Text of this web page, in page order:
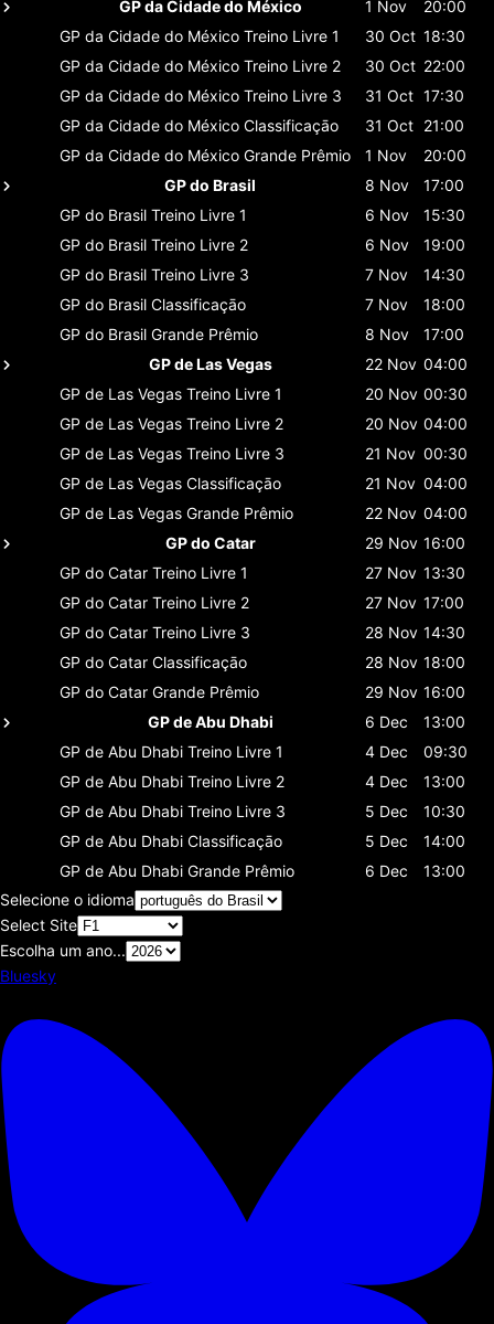
GP da Cidade do México 1 Nov
20:00
GP da Cidade do México Treino Livre 1 30 Oct 18:30
GP da Cidade do México Treino Livre 2 30 Oct 22:00
GP da Cidade do México Treino Livre 3 31 Oct 17:30
GP da Cidade do México Classificaçāo 31 Oct 21:00
GP da Cidade do México Grande Prêmio 1 Nov
20:00
GP do Brasil
8 Nov
17:00
GP do Brasil Treino Livre 1 6 Nov
15:30
GP do Brasil Treino Livre 2 6 Nov
19:00
GP do Brasil Treino Livre 3 7 Nov
14:30
GP do Brasil Classificaçāo 7 Nov
18:00
GP do Brasil Grande Prêmio 8 Nov
17:00
GP de Las Vegas
22 Nov 04:00
GP de Las Vegas Treino Livre 1 20 Nov 00:30
GP de Las Vegas Treino Livre 2 20 Nov 04:00
GP de Las Vegas Treino Livre 3 21 Nov 00:30
GP de Las Vegas Classificaçāo 21 Nov 04:00
GP de Las Vegas Grande Prêmio 22 Nov 04:00
GP do Catar
29 Nov 16:00
GP do Catar Treino Livre 1 27 Nov 13:30
GP do Catar Treino Livre 2 27 Nov 17:00
GP do Catar Treino Livre 3 28 Nov 14:30
GP do Catar Classificaçāo 28 Nov 18:00
GP do Catar Grande Prêmio 29 Nov 16:00
GP de Abu Dhabi
6 Dec
13:00
GP de Abu Dhabi Treino Livre 1 4 Dec
09:30
GP de Abu Dhabi Treino Livre 2 4 Dec
13:00
GP de Abu Dhabi Treino Livre 3 5 Dec
10:30
GP de Abu Dhabi Classificaçāo 5 Dec
14:00
GP de Abu Dhabi Grande Prêmio 6 Dec
13:00
Selecione o idioma
Select Site
Escolha um ano...
Bluesky